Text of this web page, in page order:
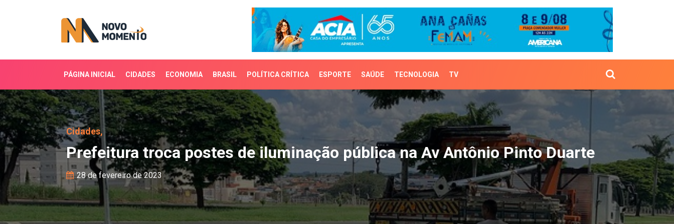
PÁGINA INICIAL CIDADES ECONOMIA BRASIL POLÍTICA CRÍTICA ESPORTE SAÚDE TECNOLOGIA TV
Prefeitura troca postes de iluminação pública na Av Antônio Pinto
Cidades,
Prefeitura troca postes de iluminação pública na Av Antônio Pinto Duarte
28 de fevereiro de 2023